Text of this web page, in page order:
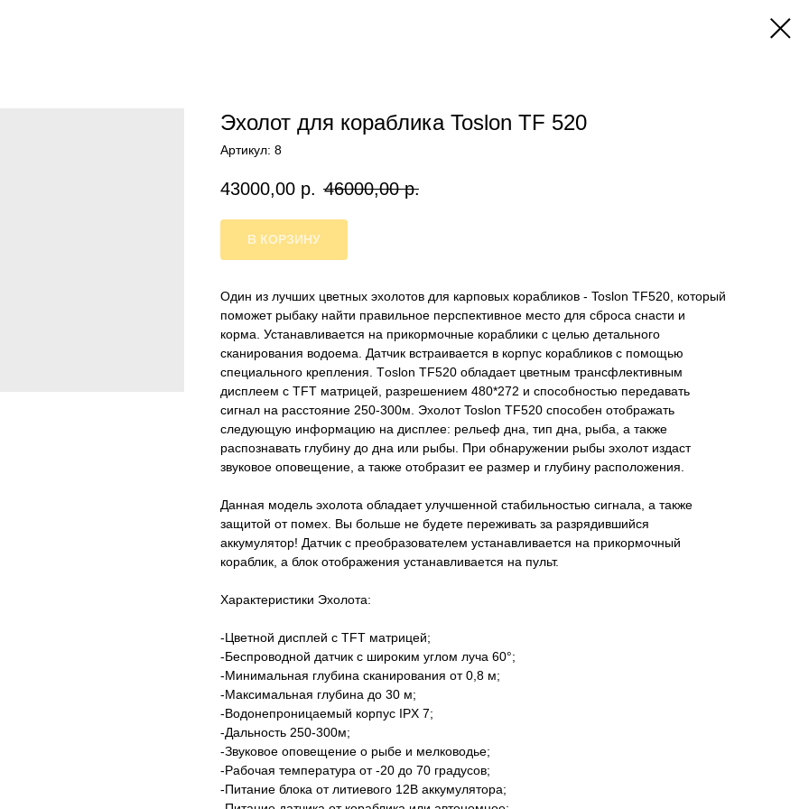
Эхолот для кораблика Toslon TF 520
Артикул: 8
43000,00 р. 46000,00 р.
В КОРЗИНУ
Один из лучших цветных эхолотов для карповых корабликов - Toslon TF520, который
поможет рыбаку найти правильное перспективное место для сброса снасти и
корма. Устанавливается на прикормочные кораблики с целью детального
сканирования водоема. Датчик встраивается в корпус корабликов с помощью
специального крепления. Тoslon TF520 обладает цветным трансфлективным
дисплеем с TFT матрицей, разрешением 480*272 и способностью передавать
сигнал на расстояние 250-300м. Эхолот Toslon TF520 способен отображать
следующую информацию на дисплее: рельеф дна, тип дна, рыба, а также
распознавать глубину до дна или рыбы. При обнаружении рыбы эхолот издаст
звуковое оповещение, а также отобразит ее размер и глубину расположения.
Данная модель эхолота обладает улучшенной стабильностью сигнала, а также
защитой от помех. Вы больше не будете переживать за разрядившийся
аккумулятор! Датчик с преобразователем устанавливается на прикормочный
кораблик, а блок отображения устанавливается на пульт.
Характериcтики Эхолота:
-Цветной дисплей с TFT матрицей;
-Беспроводной датчик с широким углом луча 60°;
-Минимальная глубина сканирования от 0,8 м;
-Максимальная глубина до 30 м;
-Водонепроницаемый корпус IPX 7;
-Дальность 250-300м;
-Звуковое оповещение о рыбе и мелководье;
-Рабочая температура от -20 до 70 градусов;
-Питание блока от литиевого 12В аккумулятора;